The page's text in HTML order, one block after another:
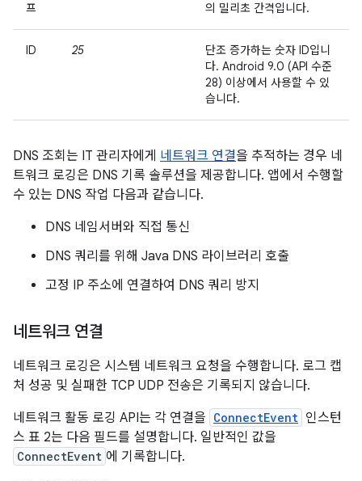
프 의 밀리초 간격입니다.
ID 25
단조 증가하는 숫자 ID입니
다. Android 9.0 (API 수준
28) 이상에서 사용할 수 있
습니다.
DNS 조회는 IT 관리자에게 네트워크 연결을 추적하는 경우 네
트워크 로깅은 DNS 기록 솔루션을 제공합니다. 앱에서 수행할
수 있는 DNS 작업 다음과 같습니다.
DNS 네임서버와 직접 통신
DNS 쿼리를 위해 Java DNS 라이브러리 호출
고정 IP 주소에 연결하여 DNS 쿼리 방지
네트워크 연결
네트워크 로깅은 시스템 네트워크 요청을 수행합니다. 로그 캡
처 성공 및 실패한 TCP UDP 전송은 기록되지 않습니다.
네트워크 활동 로깅 API는 각 연결을 ConnectEvent 인스턴
스 표 2는 다음 필드를 설명합니다. 일반적인 값을
ConnectEvent 에 기록합니다.